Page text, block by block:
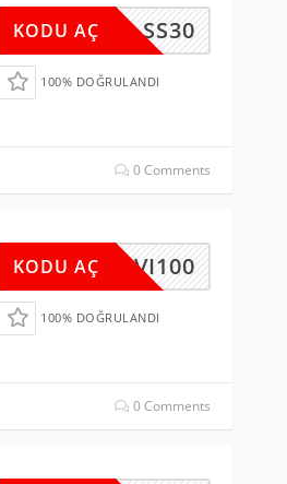
SS30
KODU AÇ
100% DOĞRULANDI
0 Comments
MAVI100
KODU AÇ
100% DOĞRULANDI
0 Comments